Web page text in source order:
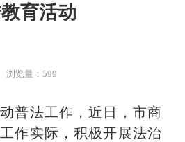
育活动
浏览量：599
法工作，近日，市商
作实际，积极开展法治